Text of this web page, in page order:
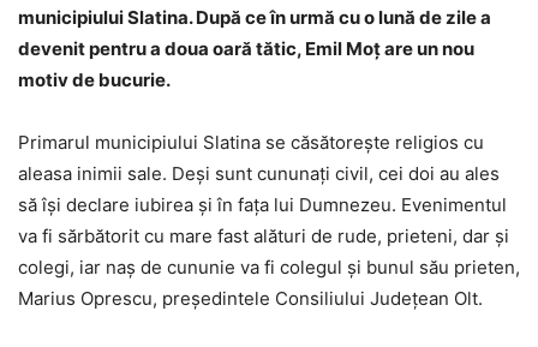
municipiului Slatina. După ce în urmă cu o lună de zile a
devenit pentru a doua oară tătic, Emil Moț are un nou
motiv de bucurie.
Primarul municipiului Slatina se căsătorește religios cu
aleasa inimii sale. Deşi sunt cununaţi civil, cei doi au ales
să își declare iubirea și în fața lui Dumnezeu. Evenimentul
va fi sărbătorit cu mare fast alături de rude, prieteni, dar și
colegi, iar naș de cununie va fi colegul și bunul său prieten,
Marius Oprescu, președintele Consiliului Județean Olt.